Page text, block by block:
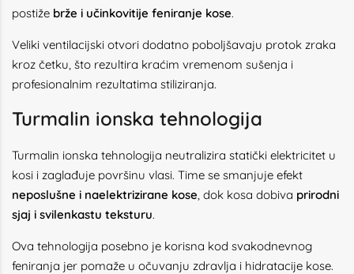
postiže brže i učinkovitije feniranje kose.
Veliki ventilacijski otvori dodatno poboljšavaju protok zraka
kroz četku, što rezultira kraćim vremenom sušenja i
profesionalnim rezultatima stiliziranja.
Turmalin ionska tehnologija
Turmalin ionska tehnologija neutralizira statički elektricitet u
kosi i zaglađuje površinu vlasi. Time se smanjuje efekt
neposlušne i naelektrizirane kose, dok kosa dobiva prirodni
sjaj i svilenkastu teksturu.
Ova tehnologija posebno je korisna kod svakodnevnog
feniranja jer pomaže u očuvanju zdravlja i hidratacije kose.